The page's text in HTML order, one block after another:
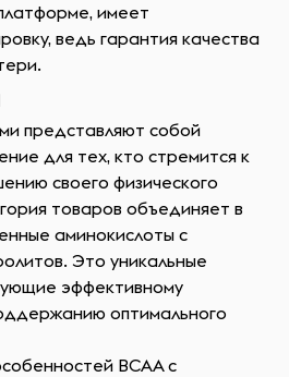
имеет
ведь гарантия качества
представляют собой
для тех, кто стремится к
своего физического
товаров объединяет в
аминокислоты с
Это уникальные
эффективному
оптимального
ВСАА с